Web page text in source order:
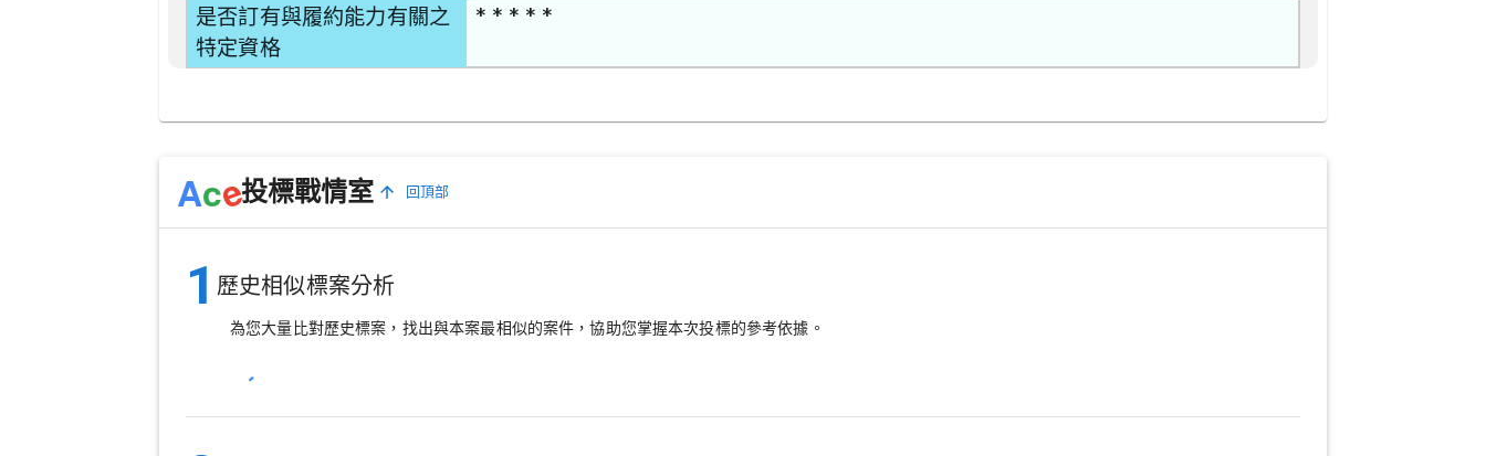
是否訂有與履約能力有關之
特定資格
* * * * *
Ace投標戰情室 回頂部
1 歷史相似標案分析
為您大量比對歷史標案，找出與本案最相似的案件，協助您掌握本次投標的參考依據。